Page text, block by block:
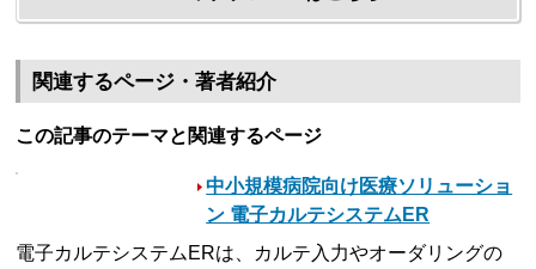
関連するページ・著者紹介
この記事のテーマと関連するページ
中小規模病院向け医療ソリューショ
ン 電子カルテシステムER
電子カルテシステムERは、カルテ入力やオーダリングの